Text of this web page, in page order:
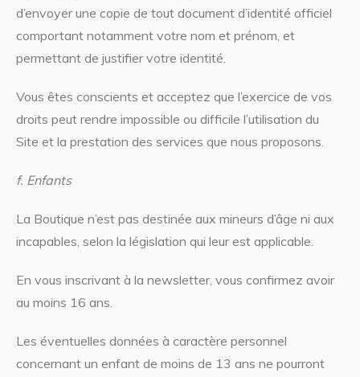
d’envoyer une copie de tout document d’identité officiel
comportant notamment votre nom et prénom, et
permettant de justifier votre identité.
Vous êtes conscients et acceptez que l’exercice de vos
droits peut rendre impossible ou difficile l’utilisation du
Site et la prestation des services que nous proposons.
f. Enfants
La Boutique n’est pas destinée aux mineurs d’âge ni aux
incapables, selon la législation qui leur est applicable.
En vous inscrivant à la newsletter, vous confirmez avoir
au moins 16 ans.
Les éventuelles données à caractère personnel
concernant un enfant de moins de 13 ans ne pourront